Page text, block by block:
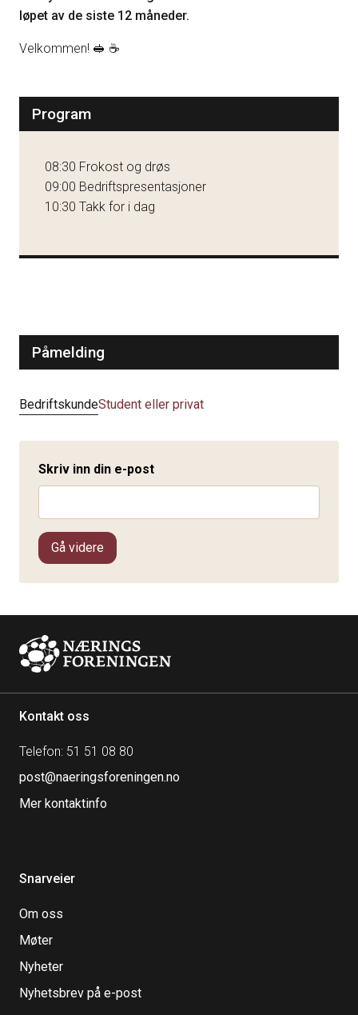
løpet av de siste 12 måneder.
Velkommen! 🥪 ☕️
Program
08:30 Frokost og drøs
09:00 Bedriftspresentasjoner
10:30 Takk for i dag
Påmelding
BedriftskundeStudent eller privat
Skriv inn din e-post
Gå videre
Kontakt oss
Telefon: 51 51 08 80
post@naeringsforeningen.no
Mer kontaktinfo
Snarveier
Om oss
Møter
Nyheter
Nyhetsbrev på e-post